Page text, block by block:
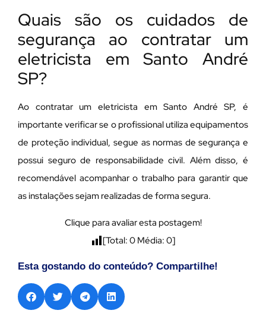
Quais são os cuidados de
segurança ao contratar um
eletricista em Santo André
SP?
Ao contratar um eletricista em Santo André SP, é
importante verificar se o profissional utiliza equipamentos
de proteção individual, segue as normas de segurança e
possui seguro de responsabilidade civil. Além disso, é
recomendável acompanhar o trabalho para garantir que
as instalações sejam realizadas de forma segura.
Clique para avaliar esta postagem!
[Total: 0 Média: 0]
Esta gostando do conteúdo? Compartilhe!